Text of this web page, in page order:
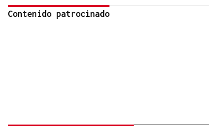
Contenido patrocinado